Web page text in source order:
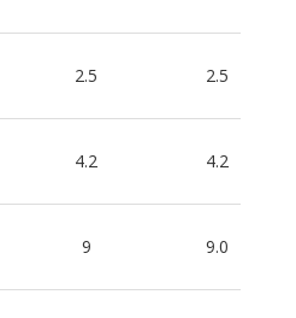
2.5 2.5
4.2 4.2
9 9.0